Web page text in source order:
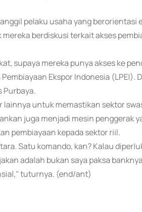
pelaku usaha yang
berdiskusi terkait akses
supaya mereka punya akses ke
Ekspor Indonesia (LPEI).
Purbaya.
untuk memastikan sektor
juga menjadi mesin penggerak
pembiayaan kepada sektor riil.
Satu komando, kan? Kalau
adalah bukan saya paksa
tuturnya. (end/ant)